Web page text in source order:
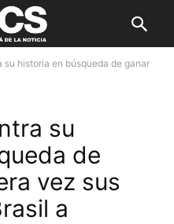
su historia en búsqueda de ganar
su
de
vez sus
a